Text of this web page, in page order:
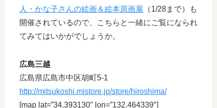
人・かな子さんの絵画＆絵本原画展 （1/28まで）も
開催されているので、こちらと一緒にご覧になられ
てみてはいかがでしょうか。
広島三越
広島県広島市中区胡町5-1
http://mitsukoshi.mistore.jp/store/hiroshima/
[map lat=”34.393130″ lon=”132.464339″]